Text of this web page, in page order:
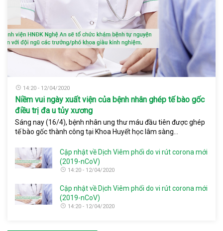
14:20 - 12/04/2020
Niềm vui ngày xuất viện của bệnh nhân ghép tế bào gốc
điều trị đa u tủy xương
Sáng nay (16/4), bệnh nhân ung thư máu đầu tiên được ghép
tế bào gốc thành công tại Khoa Huyết học lâm sàng...
Cập nhật về Dịch Viêm phổi do vi rút corona mới
(2019-nCoV)
14:20 - 12/04/2020
Cập nhật về Dịch Viêm phổi do vi rút corona mới
(2019-nCoV)
14:20 - 12/04/2020